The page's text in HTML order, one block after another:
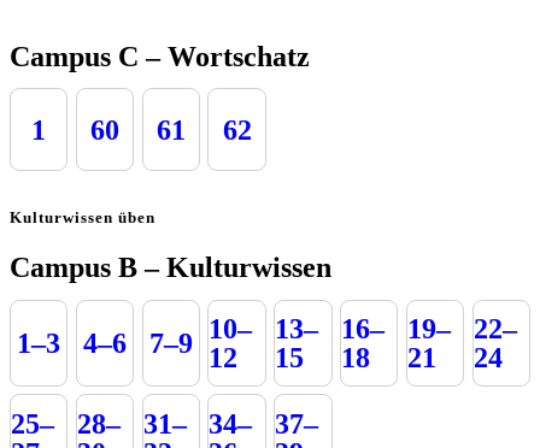
Campus C – Wortschatz
1 60 61 62
Kulturwissen üben
Campus B – Kulturwissen
1–3 4–6 7–9 10–
12
13–
15
16–
18
19–
21
22–
24
25–
28–
31–
34–
37–